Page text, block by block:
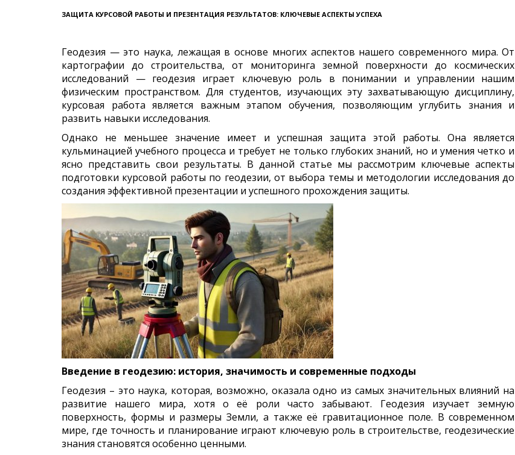
ЗАЩИТА КУРСОВОЙ РАБОТЫ И ПРЕЗЕНТАЦИЯ РЕЗУЛЬТАТОВ: КЛЮЧЕВЫЕ АСПЕКТЫ УСПЕХА
Геодезия — это наука, лежащая в основе многих аспектов нашего современного мира. От
картографии до строительства, от мониторинга земной поверхности до космических
исследований — геодезия играет ключевую роль в понимании и управлении нашим
физическим пространством. Для студентов, изучающих эту захватывающую дисциплину,
курсовая работа является важным этапом обучения, позволяющим углубить знания и
развить навыки исследования.
Однако не меньшее значение имеет и успешная защита этой работы. Она является
кульминацией учебного процесса и требует не только глубоких знаний, но и умения четко и
ясно представить свои результаты. В данной статье мы рассмотрим ключевые аспекты
подготовки курсовой работы по геодезии, от выбора темы и методологии исследования до
создания эффективной презентации и успешного прохождения защиты.
Введение в геодезию: история, значимость и современные подходы
Геодезия – это наука, которая, возможно, оказала одно из самых значительных влияний на
развитие нашего мира, хотя о её роли часто забывают. Геодезия изучает земную
поверхность, формы и размеры Земли, а также её гравитационное поле. В современном
мире, где точность и планирование играют ключевую роль в строительстве, геодезические
знания становятся особенно ценными.